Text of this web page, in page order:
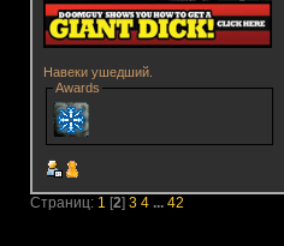
Навеки ушедший.
Awards
Страниц: 1 [2] 3 4 ... 42